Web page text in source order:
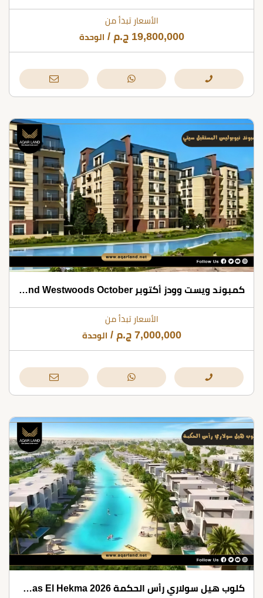
الأسعار تبدأ من
19,800,000 ج.م / الوحدة
كمبوند ويست وودز أكتوبر Compound Westwoods October
الأسعار تبدأ من
7,000,000 ج.م / الوحدة
كلوب هيل سولاري رأس الحكمة 2026 Club Hill Ras El Hekma